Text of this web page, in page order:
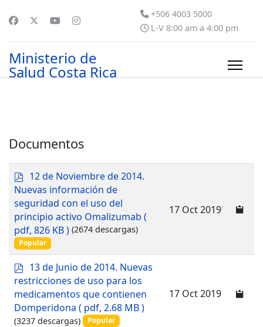
+506 4003 5000
L-V 8:00 am a 4:00 pm
Ministerio de
Salud Costa Rica
Documentos
p
d
f
12 de Noviembre de 2014.
Nuevas información de
seguridad con el uso del
principio activo Omalizumab (
pdf, 826 KB ) (2674 descargas)
Popular
17 Oct 2019
p
d
f
13 de Junio de 2014. Nuevas
restricciones de uso para los
medicamentos que contienen
Domperidona ( pdf, 2.68 MB )
(3237 descargas) Popular
17 Oct 2019